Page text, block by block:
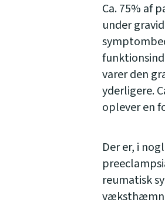
Ca. 75% af
under
varer den
yderligere.
oplever en
Der er, i
reumatisk